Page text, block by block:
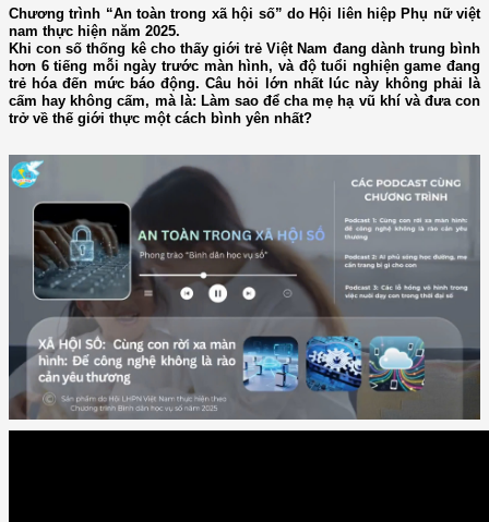
Chương trình “An toàn trong xã hội số” do Hội liên hiệp Phụ nữ việt
nam thực hiện năm 2025.
Khi con số thống kê cho thấy giới trẻ Việt Nam đang dành trung bình
hơn 6 tiếng mỗi ngày trước màn hình, và độ tuổi nghiện game đang
trẻ hóa đến mức báo động. Câu hỏi lớn nhất lúc này không phải là
cấm hay không cấm, mà là: Làm sao để cha mẹ hạ vũ khí và đưa con
trở về thế giới thực một cách bình yên nhất?